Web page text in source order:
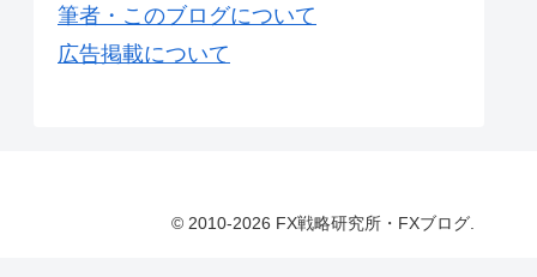
筆者・このブログについて
広告掲載について
© 2010-2026 FX戦略研究所・FXブログ.